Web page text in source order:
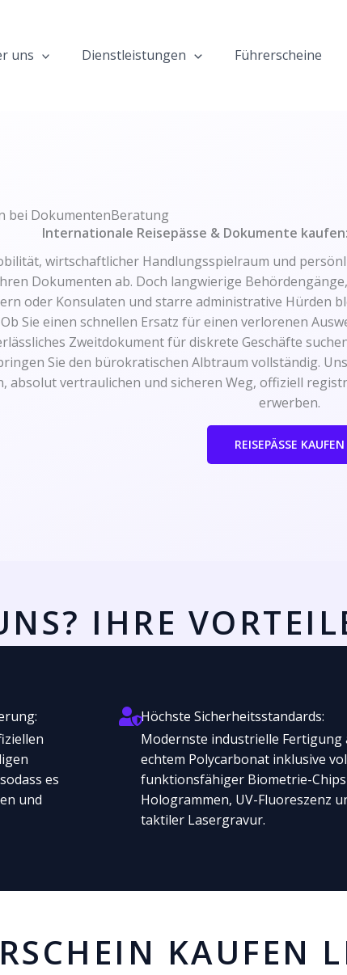
uns Dienstleistungen Führerscheine
bei DokumentenBeratung
Internationale Reisepässe & Dokumente
wirtschaftlicher Handlungsspielraum und
Dokumenten ab. Doch langwierige
oder Konsulaten und starre administrative Hürden
Sie einen schnellen Ersatz für einen verlorenen
Zweitdokument für diskrete Geschäfte
Sie den bürokratischen Albtraum vollständig.
absolut vertraulichen und sicheren Weg, offiziell
erwerben.
REISEPÄSSE KAUFEN
IHRE
es
und
Höchste Sicherheitsstandards:
Modernste industrielle Fertigung
echtem Polycarbonat inklusive
funktionsfähiger Biometrie-Chips
Hologrammen, UV-Fluoreszenz
taktiler Lasergravur.
KAUFEN